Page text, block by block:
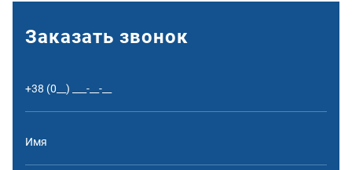
Заказать звонок